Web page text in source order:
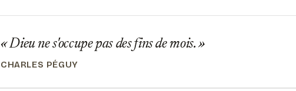
Dieu ne s'occupe pas des fins de mois.
CHARLES PÉGUY